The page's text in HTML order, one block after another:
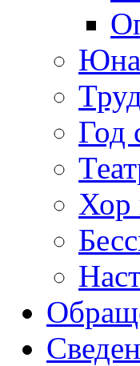
Год
Хор